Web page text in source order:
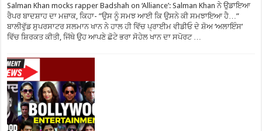
Salman Khan mocks rapper Badshah on ‘Alliance’: Salman Khan ਨੇ ਉਡਾਇਆ
ਰੈਪਰ ਬਾਦਸ਼ਾਹ ਦਾ ਮਜ਼ਾਕ, ਕਿਹਾ- ”ਉਸ ਨੂੰ ਸਮਝ ਆਈ ਕਿ ਉਸਨੇ ਕੀ ਸਮਝਾਇਆ ਹੈ…”
ਬਾਲੀਵੁੱਡ ਸੁਪਰਸਾਟਰ ਸਲਮਾਨ ਖਾਨ ਨੇ ਹਾਲ ਹੀ ਵਿੱਚ ਪ੍ਰਾਈਮ ਵੀਡੀਓ ਦੇ ਸ਼ੋਅ ‘ਅਲਾਇੰਸ’
ਵਿੱਚ ਸ਼ਿਰਕਤ ਕੀਤੀ, ਜਿੱਥੇ ਉਹ ਆਪਣੇ ਛੋਟੇ ਭਰਾ ਸੋਹੇਲ ਖਾਨ ਦਾ ਸਪੋਰਟ …